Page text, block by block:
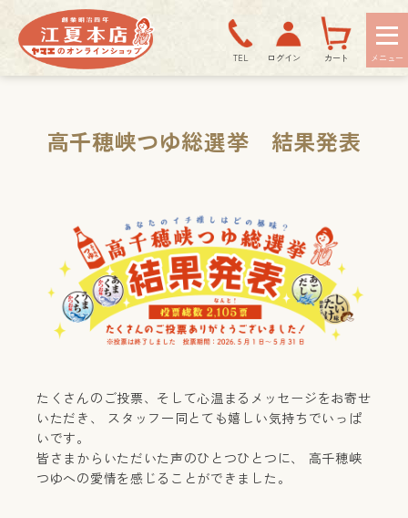
TEL ログイン カート
高千穂峡つゆ総選挙 結果発表
たくさんのご投票、そして心温まるメッセージをお寄せ
いただき、 スタッフ一同とても嬉しい気持ちでいっぱ
いです。
皆さまからいただいた声のひとつひとつに、 高千穂峡
つゆへの愛情を感じることができました。